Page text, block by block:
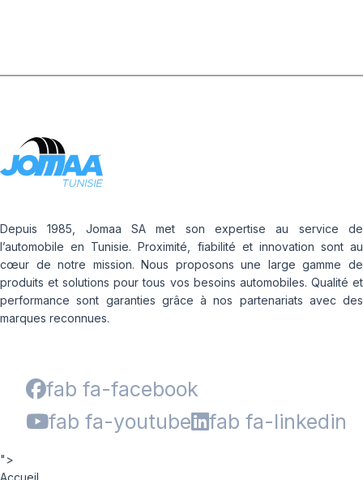
Depuis 1985, Jomaa SA met son expertise au service de
l’automobile en Tunisie. Proximité, fiabilité et innovation sont au
cœur de notre mission. Nous proposons une large gamme de
produits et solutions pour tous vos besoins automobiles. Qualité et
performance sont garanties grâce à nos partenariats avec des
marques reconnues.
fab fa-facebook
fab fa-youtube
fab fa-linkedin
">
Accueil